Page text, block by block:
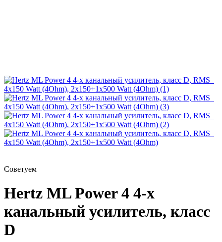
Советуем
Hertz ML Power 4 4-х
канальный усилитель, класс
D